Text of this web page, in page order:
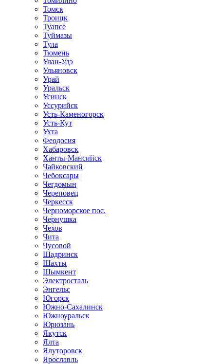
Томск
Троицк
Туапсе
Туймазы
Тула
Тюмень
Улан-Удэ
Ульяновск
Урай
Уральск
Усинск
Уссурийск
Усть-Каменогорск
Усть-Кут
Ухта
Феодосия
Хабаровск
Ханты-Мансийск
Чайковский
Чебоксары
Чегдомын
Череповец
Черкесск
Черноморское пос.
Чернушка
Чехов
Чита
Чусовой
Шадринск
Шахты
Шымкент
Электросталь
Энгельс
Югорск
Южно-Сахалинск
Южноуральск
Юрюзань
Якутск
Ялта
Ялуторовск
Ярославль